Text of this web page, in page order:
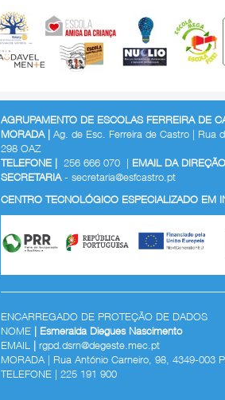
AGRUPAMENTO DE ESCOLAS FERREIRA DE
MORADA | Ag. de Esc. Ferreira de Castro | Rua
298 OAZ
TELEFONE | 256 666 070 | EMAIL DA DIREÇÃO
SECRETARIA- secretaria@esfcastro.pt
CENTRO TECNOLÓGICO ESPECIALIZADO EM
ENCARREGADO DE PROTEÇÃO DE DADOS
NOME | Esmeralda Diegues Nascimento
EMAIL
| rgpd.dsrn@degeste.mec.pt
MORADA | Rua António Carneiro, 98, 4349-003
TELEFONE | 225 191 900